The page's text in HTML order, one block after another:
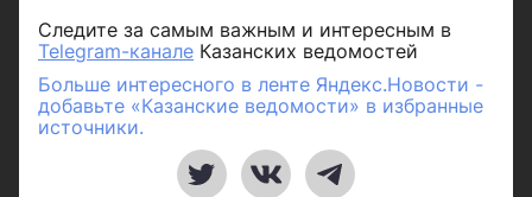
Следите за самым важным и интересным в
Telegram-канале Казанских ведомостей
Больше интересного в ленте Яндекс.Новости -
добавьте «Казанские ведомости» в избранные
источники.